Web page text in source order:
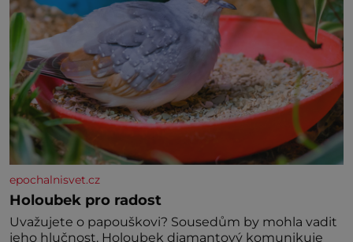
epochalnisvet.cz
Holoubek pro radost
Uvažujete o papouškovi? Sousedům by mohla vadit
jeho hlučnost. Holoubek diamantový komunikuje